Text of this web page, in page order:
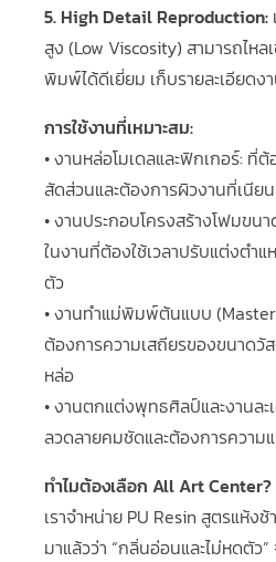
5. High Detail Reproduction:
สูง (Low Viscosity) สามารถไห
พิมพ์ได้ดีเยี่ยม เก็บรายละเอียดง
การใช้งานที่เหมาะสม:
• งานหล่อโมเดลและฟิกเกอร์: ที่
สัดส่วนและต้องการผิวงานที่เนียน
• งานประกอบโครงสร้างโฟมขน
ในงานที่ต้องใช้เวลาปรับแต่งตำแ
ตัว
• งานทำแม่พิมพ์ต้นแบบ
ต้องการความเสถียรของขนาดวั
หล่อ
• งานตกแต่งพุทธศิลป์และงานล
ลวดลายคมชัดและต้องการความ
ทำไมต้องเลือก All Art Center?
เราจำหน่าย PU Resin สูตรแห้ง
มาแล้วว่า “กลิ่นอ่อนและไม่หดตัว